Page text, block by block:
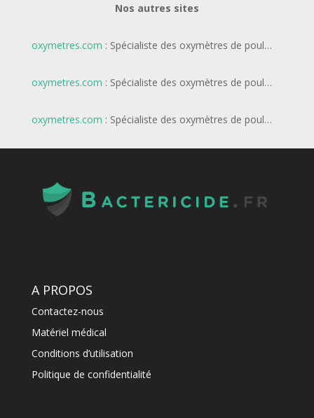
Nos autres sites
oxymetres.com : Spécialiste des oxymètres de poul…
oxymetres.com : Spécialiste des oxymètres de poul…
oxymetres.com : Spécialiste des oxymètres de poul…
A PROPOS
Contactez-nous
Matériel médical
Conditions d’utilisation
Politique de confidentialité